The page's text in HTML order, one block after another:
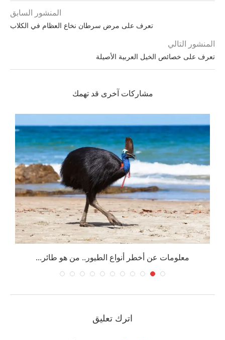
المنشور السابق
تعرف على مرض سرطان نخاع العظام في الكلاب
المنشور التالي
تعرف على خصائص الخيل العربية الأصيلة
مشاركات آخرى قد تهمك
معلومات عن أخطر أنواع الطيور.. من هو طائر...
اترك تعليق